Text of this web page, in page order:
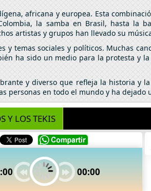
africana y europea. Esta
la samba en Brasil, hasta la
artistas y grupos han llevado su
y temas sociales y políticos. Muchas
ha sido un medio para la protesta y
y diverso que refleja la historia y
personas en todo el mundo y ha
Y LOS TEKIS
00:00